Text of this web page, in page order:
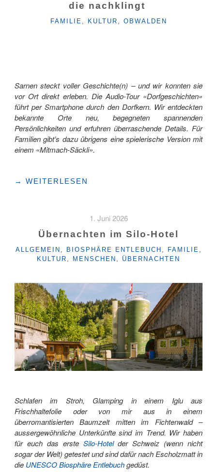
die nachklingt
KATEGORIEN
FAMILIE , KULTUR , OBWALDEN
Sarnen steckt voller Geschichte(n) – und wir konnten sie
vor Ort direkt erleben. Die Audio-Tour «Dorfgeschichten»
führt per Smartphone durch den Dorfkern. Wir entdeckten
bekannte Orte neu, begegneten spannenden
Persönlichkeiten und erfuhren überraschende Details. Für
Familien gibt’s dazu übrigens eine spielerische Version mit
einem «Mitmach-Säckli».
"«DORFGESCHICHTEN»
AUDIO-
TOUR
NACHKLINGT "
→ WEITERLESEN
1. Juni 2026
Übernachten im Silo-Hotel
KATEGORIEN
ALLGEMEIN BIOSPHÄRE ENTLEBUCH FAMILIE
KULTUR
MENSCHEN ÜBERNACHTEN
Schlafen im Stroh, Glamping in einem Iglu aus
Frischhaltefolie oder von mir aus in einem
überromantisierten Baumzelt mitten im Fichtenwald –
aussergewöhnliche Unterkünfte sind im Trend. Wir haben
für euch das erste Silo-Hotelder Schweiz (wenn nicht
sogar der Welt) getestet und sind dafür nach Escholzmatt in
die UNESCO Biosphäre Entlebuchgedüst.